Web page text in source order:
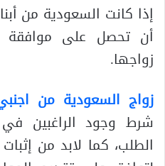
إذا كانت السعودية من
أن تحصل على موافقة
زواجها.
زواج السعودية من
شرط وجود الراغبين في
الطلب، كما لابد من